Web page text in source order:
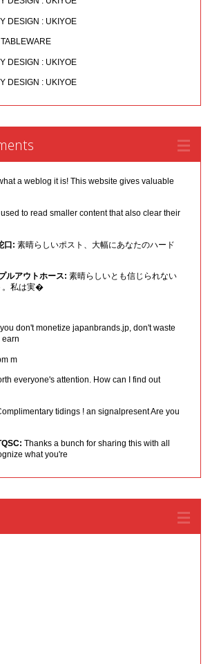
DESIGN : UKIYOE
DESIGN : UKIYOE
DESIGN : UKIYOE
a weblog it is! This website gives valuable
to read smaller content that also clear their
口: 素晴らしいポスト、大幅にあなたのハード
ルアウトホース: 素晴らしいとも信じられない
。私は実�
you don't monetize japanbrands.jp, don't waste
earn
m
everyone's attention. How can I find out
tidings ! an signalpresent Are you
Thanks a bunch for sharing this with all
what you're